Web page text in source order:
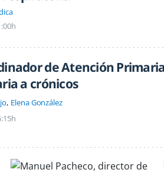
de Atención
a crónicos
Elena González